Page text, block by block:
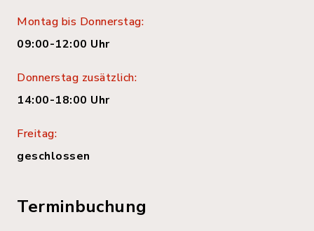
Montag bis Donnerstag:
09:00-12:00 Uhr
Donnerstag zusätzlich:
14:00-18:00 Uhr
Freitag:
geschlossen
Terminbuchung